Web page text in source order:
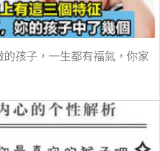
孩子，一生都有福氣，你家